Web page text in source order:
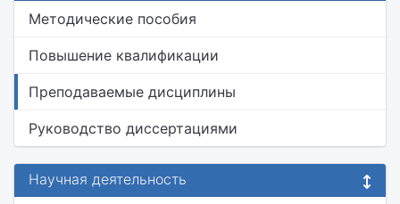
Методические пособия
Повышение квалификации
Преподаваемые дисциплины
Руководство диссертациями
Научная деятельность